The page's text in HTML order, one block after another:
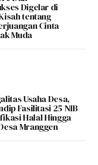
Digelar di
tentang
Cinta
Muda
Usaha Desa,
Fasilitasi 25 NIB
Halal Hingga
Mranggen